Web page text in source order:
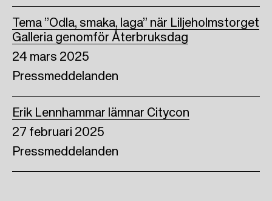
24 mars 2025
Pressmeddelanden
Tema ”Odla, smaka, laga” när Liljeholmstorget
Galleria genomför Återbruksdag
27 februari 2025
Pressmeddelanden
Erik Lennhammar lämnar Citycon